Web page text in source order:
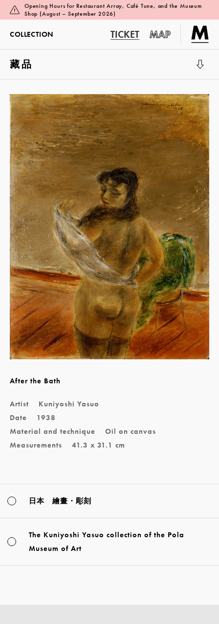
Opening Hours for Restaurant Array, Café Tune, and the Museum
Shop (August – September 2026)
COLLECTION TICKET MAP
藏品
After the Bath
Artist
Kuniyoshi Yasuo
Date
1938
Material and technique
Oil on canvas
Measurements
41.3 x 31.1 cm
日本 繪畫・彫刻
The Kuniyoshi Yasuo collection of the Pola
Museum of Art